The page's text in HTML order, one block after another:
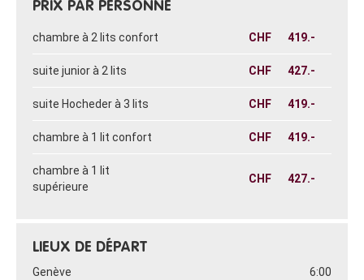
PRIX PAR PERSONNE
chambre à 2 lits confort CHF 419.-
suite junior à 2 lits CHF 427.-
suite Hocheder à 3 lits CHF 419.-
chambre à 1 lit confort CHF 419.-
chambre à 1 lit
supérieure
CHF 427.-
LIEUX DE DÉPART
Genève
6:00